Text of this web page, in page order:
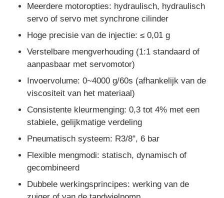
Injectievorming van vloeibare siliconenrubber
het vloeibare silicone vormen
Injectievorm van siliconenrubber
Meerdere motoropties: hydraulisch, hydraulisch
servo of servo met synchrone cilinder
Hoge precisie van de injectie: ≤ 0,01 g
Verstelbare mengverhouding (1:1 standaard of
aanpasbaar met servomotor)
Invoervolume: 0~4000 g/60s (afhankelijk van de
viscositeit van het materiaal)
Consistente kleurmenging: 0,3 tot 4% met een
stabiele, gelijkmatige verdeling
Pneumatisch systeem: R3/8", 6 bar
Flexible mengmodi: statisch, dynamisch of
gecombineerd
Dubbele werkingsprincipes: werking van de